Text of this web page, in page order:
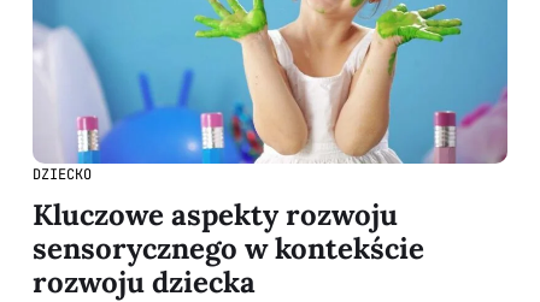
DZIECKO
Kluczowe aspekty rozwoju
sensorycznego w kontekście
rozwoju dziecka